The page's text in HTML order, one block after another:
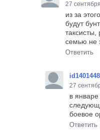
27
из за
будут
семью не
Ответить
27
в
боевое
Ответить